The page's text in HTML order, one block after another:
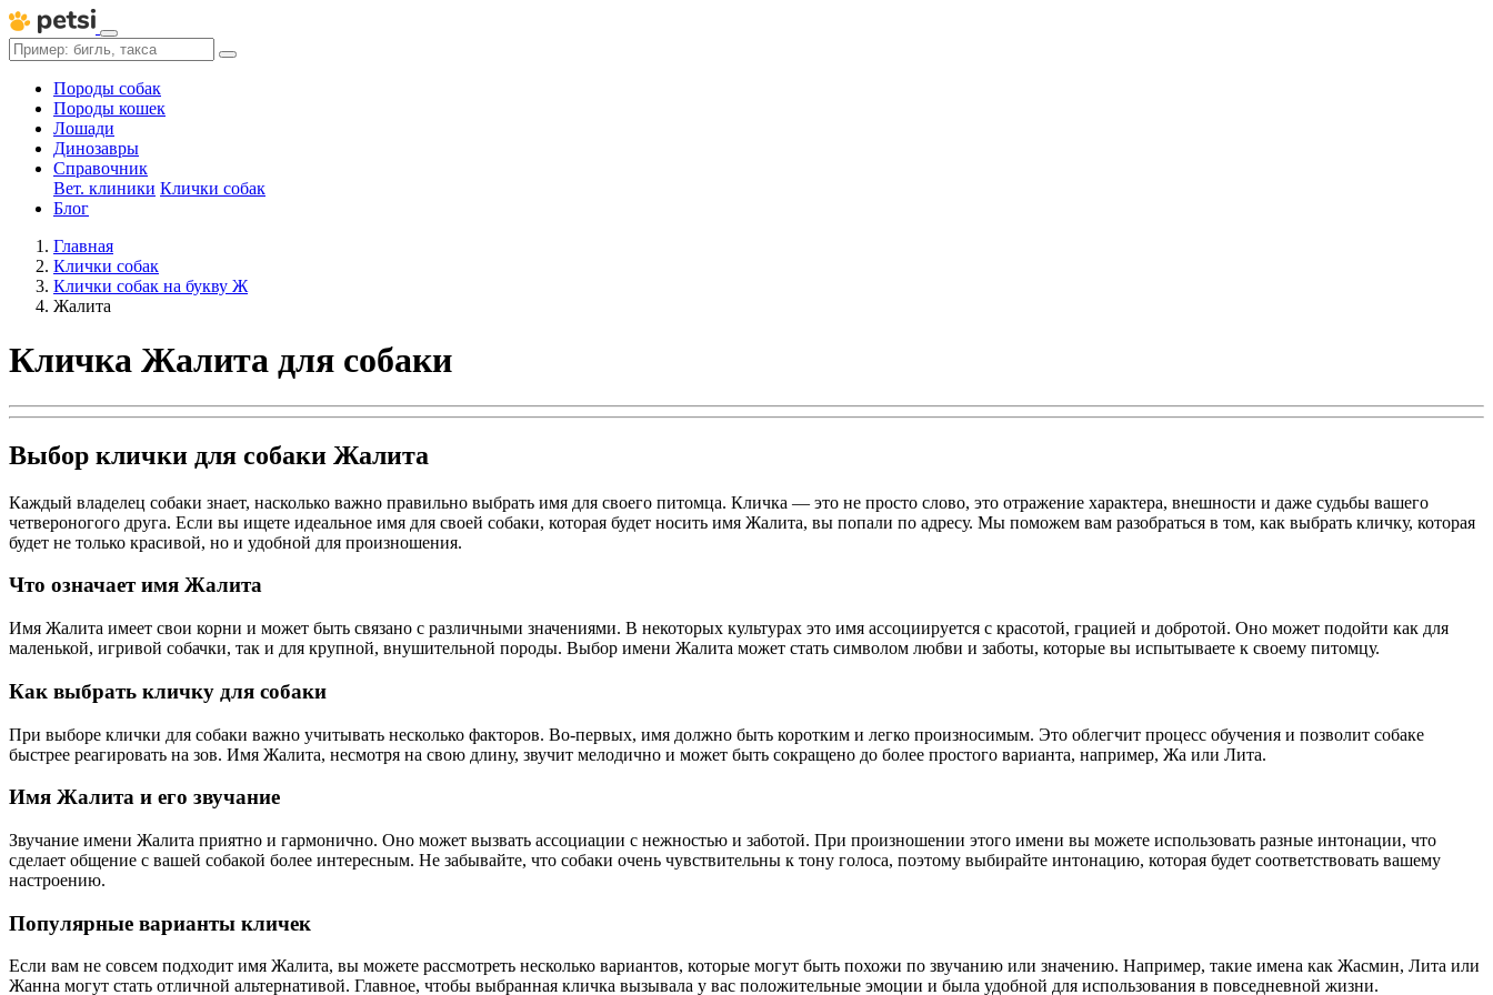
Породы собак
Породы кошек
Лошади
Динозавры
Справочник
Вет. клиники Клички собак
Блог
Главная
Клички собак
Клички собак на букву Ж
Жалита
Кличка Жалита для собаки
Выбор клички для собаки Жалита
Каждый владелец собаки знает, насколько важно правильно выбрать имя для своего питомца. Кличка — это не просто слово, это отражение характера, внешности и даже судьбы вашего
четвероногого друга. Если вы ищете идеальное имя для своей собаки, которая будет носить имя Жалита, вы попали по адресу. Мы поможем вам разобраться в том, как выбрать кличку, которая
будет не только красивой, но и удобной для произношения.
Что означает имя Жалита
Имя Жалита имеет свои корни и может быть связано с различными значениями. В некоторых культурах это имя ассоциируется с красотой, грацией и добротой. Оно может подойти как для
маленькой, игривой собачки, так и для крупной, внушительной породы. Выбор имени Жалита может стать символом любви и заботы, которые вы испытываете к своему питомцу.
Как выбрать кличку для собаки
При выборе клички для собаки важно учитывать несколько факторов. Во-первых, имя должно быть коротким и легко произносимым. Это облегчит процесс обучения и позволит собаке
быстрее реагировать на зов. Имя Жалита, несмотря на свою длину, звучит мелодично и может быть сокращено до более простого варианта, например, Жа или Лита.
Имя Жалита и его звучание
Звучание имени Жалита приятно и гармонично. Оно может вызвать ассоциации с нежностью и заботой. При произношении этого имени вы можете использовать разные интонации, что
сделает общение с вашей собакой более интересным. Не забывайте, что собаки очень чувствительны к тону голоса, поэтому выбирайте интонацию, которая будет соответствовать вашему
настроению.
Популярные варианты кличек
Если вам не совсем подходит имя Жалита, вы можете рассмотреть несколько вариантов, которые могут быть похожи по звучанию или значению. Например, такие имена как Жасмин, Лита или
Жанна могут стать отличной альтернативой. Главное, чтобы выбранная кличка вызывала у вас положительные эмоции и была удобной для использования в повседневной жизни.